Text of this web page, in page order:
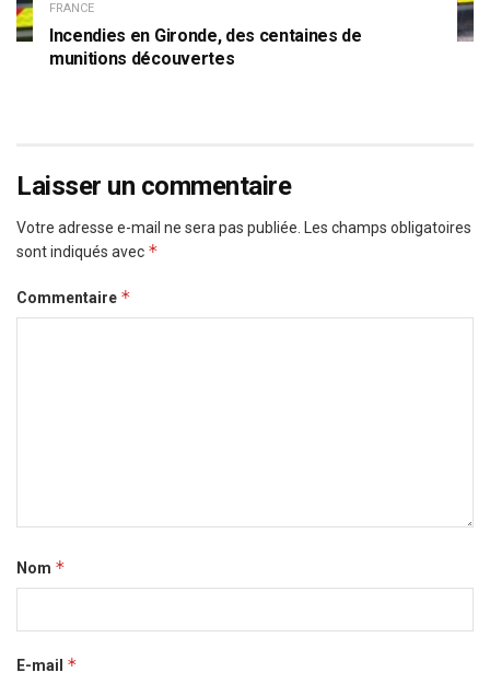
FRANCE
Incendies en Gironde, des centaines de
munitions découvertes
Laisser un commentaire
Votre adresse e-mail ne sera pas publiée. Les champs obligatoires
sont indiqués avec *
Commentaire *
Nom *
E-mail *